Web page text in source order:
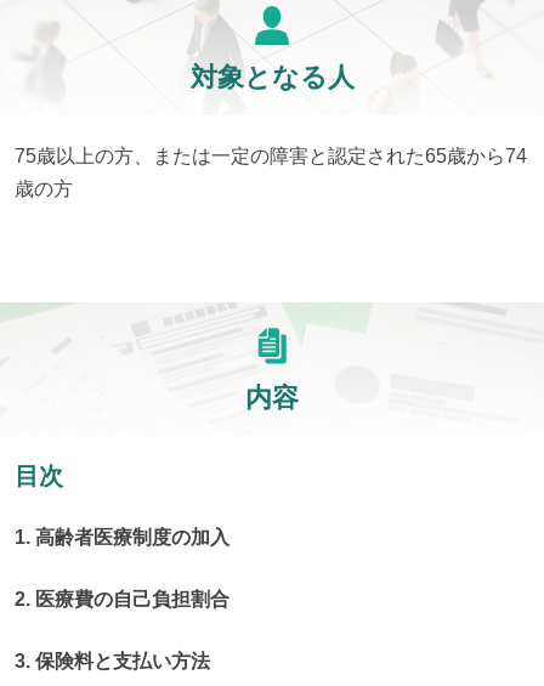
対象となる人
75歳以上の方、または一定の障害と認定された65歳から74
歳の方
内容
目次
1. 高齢者医療制度の加入
2. 医療費の自己負担割合
3. 保険料と支払い方法